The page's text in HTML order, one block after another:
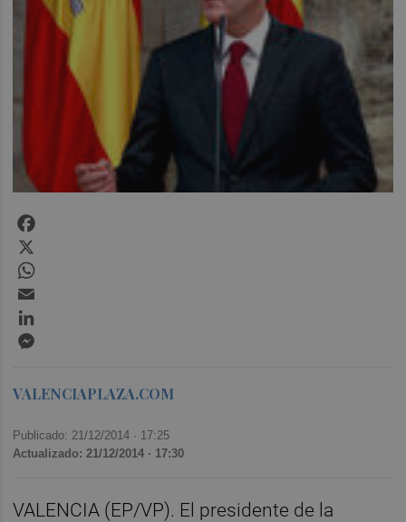
VALENCIAPLAZA.COM
Publicado: 21/12/2014 · 17:25
Actualizado: 21/12/2014 · 17:30
VALENCIA (EP/VP). El presidente de la